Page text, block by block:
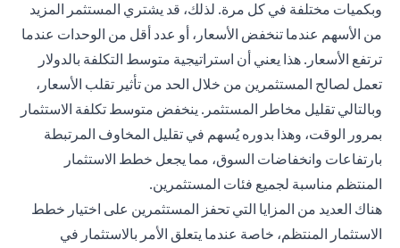
وبكميات مختلفة في كل مرة. لذلك، قد يشتري المستثمر المزيد
من الأسهم عندما تنخفض الأسعار، أو عدد أقل من الوحدات عندما
ترتفع الأسعار. هذا يعني أن استراتيجية متوسط ​​التكلفة بالدولار
تعمل لصالح المستثمرين من خلال الحد من تأثير تقلب الأسعار،
وبالتالي تقليل مخاطر المستثمر. ينخفض ​​متوسط ​​تكلفة الاستثمار
بمرور الوقت، وهذا بدوره يُسهم في تقليل المخاوف المرتبطة
بارتفاعات وانخفاضات السوق، مما يجعل خطط الاستثمار
المنتظم مناسبة لجميع فئات المستثمرين.
هناك العديد من المزايا التي تحفز المستثمرين على اختيار خطط
الاستثمار المنتظم، خاصة عندما يتعلق الأمر بالاستثمار في